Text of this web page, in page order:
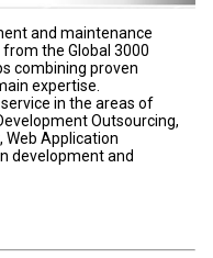
and maintenance
the Global 3000
combining proven
expertise.
in the areas of
Outsourcing,
Application
development and